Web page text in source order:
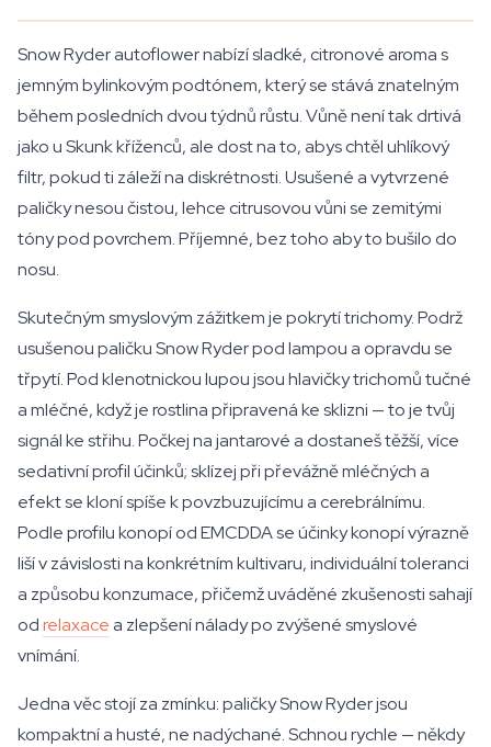
Snow Ryder autoflower nabízí sladké, citronové aroma s
jemným bylinkovým podtónem, který se stává znatelným
během posledních dvou týdnů růstu. Vůně není tak drtivá
jako u Skunk kříženců, ale dost na to, abys chtěl uhlíkový
filtr, pokud ti záleží na diskrétnosti. Usušené a vytvrzené
paličky nesou čistou, lehce citrusovou vůni se zemitými
tóny pod povrchem. Příjemné, bez toho aby to bušilo do
nosu.
Skutečným smyslovým zážitkem je pokrytí trichomy. Podrž
usušenou paličku Snow Ryder pod lampou a opravdu se
třpytí. Pod klenotnickou lupou jsou hlavičky trichomů tučné
a mléčné, když je rostlina připravená ke sklizni — to je tvůj
signál ke střihu. Počkej na jantarové a dostaneš těžší, více
sedativní profil účinků; sklízej při převážně mléčných a
efekt se kloní spíše k povzbuzujícímu a cerebrálnímu.
Podle profilu konopí od EMCDDA se účinky konopí výrazně
liší v závislosti na konkrétním kultivaru, individuální toleranci
a způsobu konzumace, přičemž uváděné zkušenosti sahají
odrelaxacea zlepšení nálady po zvýšené smyslové
vnímání.
Jedna věc stojí za zmínku: paličky Snow Ryder jsou
kompaktní a husté, ne nadýchané. Schnou rychle — někdy